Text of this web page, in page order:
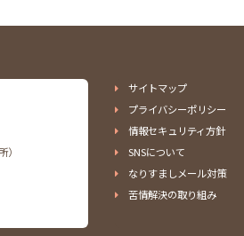
）
サイトマップ
プライバシーポリシー
情報セキュリティ方針
SNSについて
なりすましメール対策
苦情解決の取り組み